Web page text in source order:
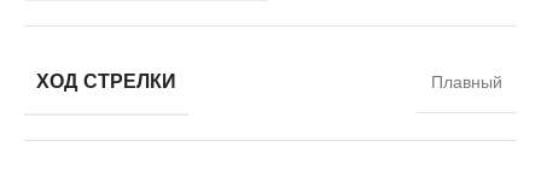
ХОД СТРЕЛКИ Плавный